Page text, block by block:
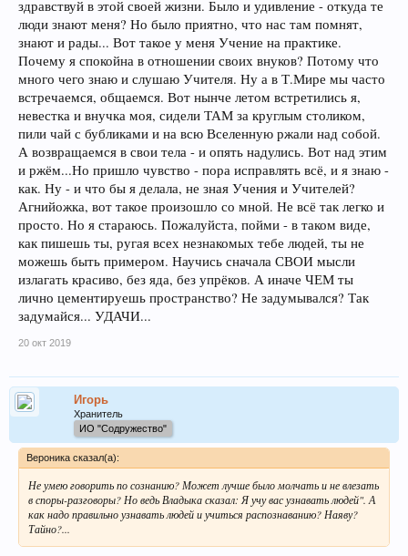
здравствуй в этой своей жизни. Было и удивление - откуда те
люди знают меня? Но было приятно, что нас там помнят,
знают и рады... Вот такое у меня Учение на практике.
Почему я спокойна в отношении своих внуков? Потому что
много чего знаю и слушаю Учителя. Ну а в Т.Мире мы часто
встречаемся, общаемся. Вот нынче летом встретились я,
невестка и внучка моя, сидели ТАМ за круглым столиком,
пили чай с бубликами и на всю Вселенную ржали над собой.
А возвращаемся в свои тела - и опять надулись. Вот над этим
и ржём...Но пришло чувство - пора исправлять всё, и я знаю -
как. Ну - и что бы я делала, не зная Учения и Учителей?
Агнийожка, вот такое произошло со мной. Не всё так легко и
просто. Но я стараюсь. Пожалуйста, пойми - в таком виде,
как пишешь ты, ругая всех незнакомых тебе людей, ты не
можешь быть примером. Научись сначала СВОИ мысли
излагать красиво, без яда, без упрёков. А иначе ЧЕМ ты
лично цементируешь пространство? Не задумывался? Так
задумайся... УДАЧИ...
20 окт 2019
Игорь
Хранитель
ИО "Содружество"
Вероника сказал(а):
Не умею говорить по сознанию? Может лучше было молчать и не влезать
в споры-разговоры? Но ведь Владыка сказал: Я учу вас узнавать людей". А
как надо правильно узнавать людей и учиться распознаванию? Наяву?
Тайно?...